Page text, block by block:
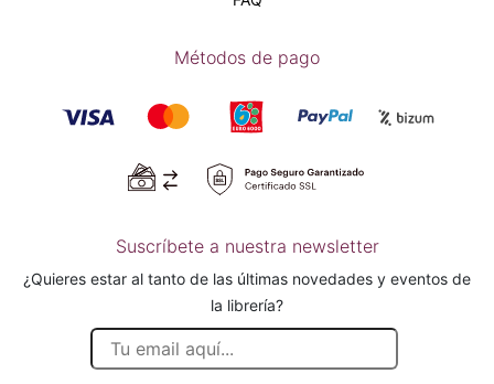
Métodos de pago
Suscríbete a nuestra newsletter
¿Quieres estar al tanto de las últimas novedades y eventos de
la librería?